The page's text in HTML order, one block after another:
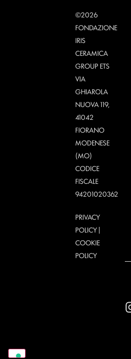
©2026
FONDAZIONE
IRIS
CERAMICA
GROUP ETS
VIA
GHIAROLA
NUOVA 119,
41042
FIORANO
MODENESE
(MO)
CODICE
FISCALE
94201020362
PRIVACY
POLICY|
COOKIE
POLICY